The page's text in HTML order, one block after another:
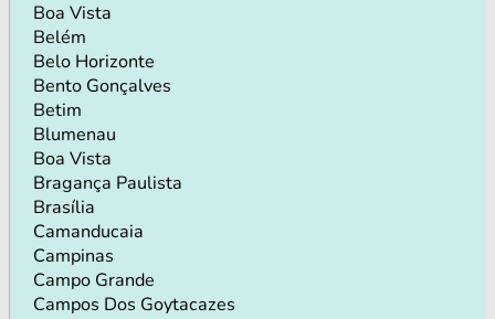
Boa Vista
Belém
Belo Horizonte
Bento Gonçalves
Betim
Blumenau
Boa Vista
Bragança Paulista
Brasília
Camanducaia
Campinas
Campo Grande
Campos Dos Goytacazes